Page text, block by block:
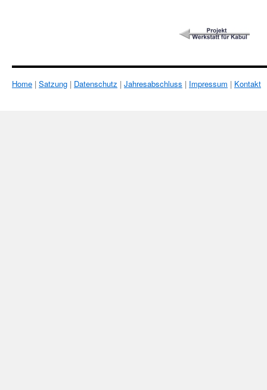
Home | Satzung | Datenschutz | Jahresabschluss | Impressum | Kontakt